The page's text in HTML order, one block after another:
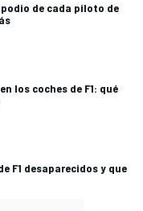
de cada piloto de
los coches de F1: qué
F1 desaparecidos y que